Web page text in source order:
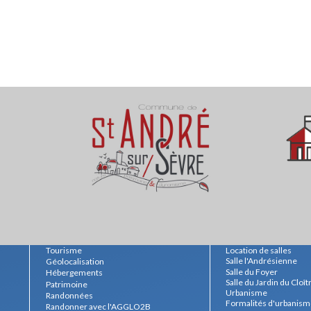
Tourisme
Géolocalisation
Hébergements
Patrimoine
Randonnées
Randonner avec l'AGGLO2B
Location de salles
Salle l'Andrésienne
Salle du Foyer
Salle du Jardin du
Urbanisme
Formalités